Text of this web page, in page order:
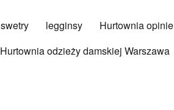
swetry legginsy
Hurtownia opinie
Hurtownia odzieży damskiej Warszawa